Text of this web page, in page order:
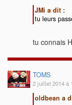
JMi a dit :
tu leurs
tu connais
TOMS
2 juillet 2014 à
oldbean a